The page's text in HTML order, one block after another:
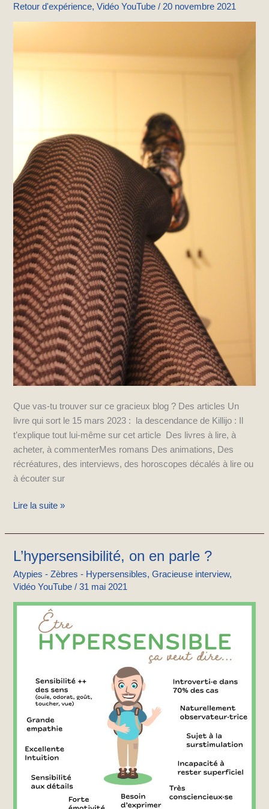
Retour d'expérience,Vidéo YouTube / 20 novembre 2021
Que vas-tu trouver sur ce gracieux blog ? Des articles Un
livre qui sort le 15 mars 2023 : la descendance de Killijo : Il
t’explique tout lui-même sur cet article Des livres à lire, à
acheter, à commenterMes romans Des animations, Des
récréatures, des interviews, des horoscopes décalés à lire ou
à écouter sur
blog
Lire la suite »
L’hypersensibilité, on en parle ?
Atypies - Zèbres - Hypersensibles,Gracieuse interview,
Vidéo YouTube /31 mai 2021
L’hypersensibilité,
en